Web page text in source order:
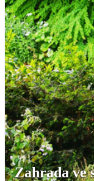
Zahrada ve